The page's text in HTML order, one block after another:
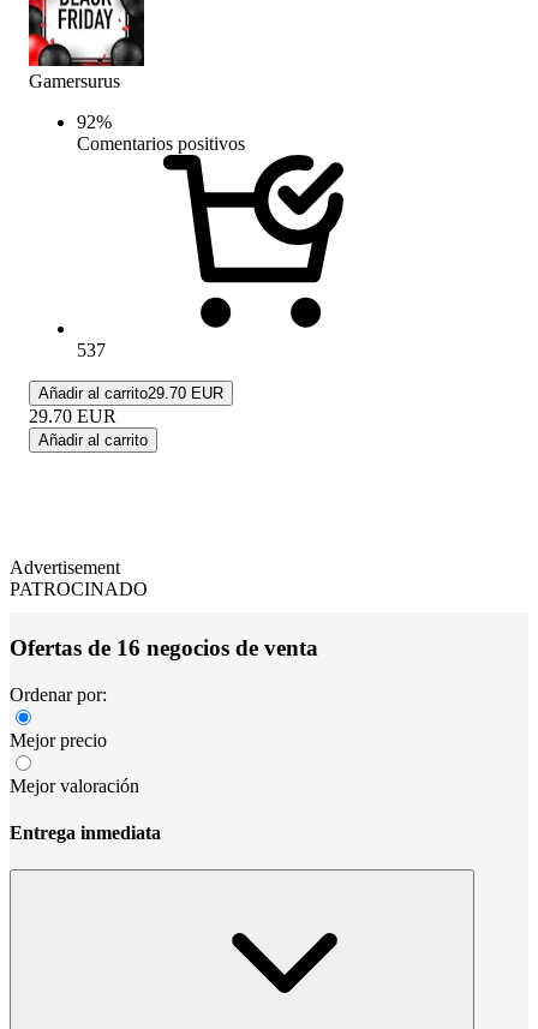
Gamersurus
92%
Comentarios positivos
537
Añadir al carrito29.70 EUR
29.70 EUR
Añadir al carrito
Advertisement
PATROCINADO
Ofertas de 16 negocios de venta
Ordenar por:
Mejor precio
Mejor valoración
Entrega inmediata